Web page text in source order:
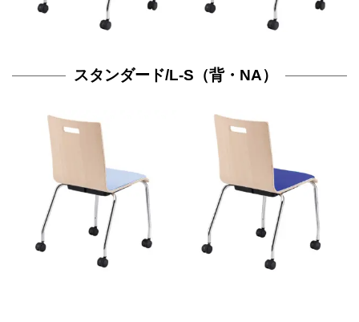
スタンダード/L-S（背・NA）